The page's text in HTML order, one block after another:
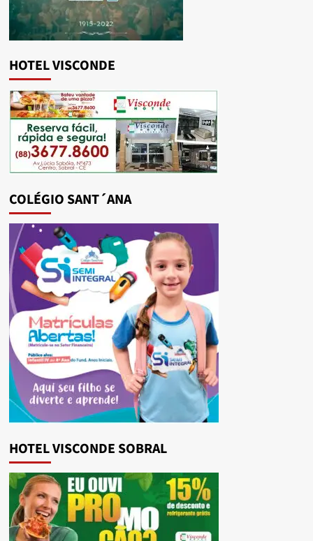
HOTEL VISCONDE
COLÉGIO SANT´ANA
HOTEL VISCONDE SOBRAL